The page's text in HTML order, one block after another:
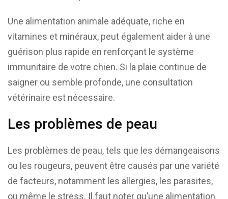
Une alimentation animale adéquate, riche en
vitamines et minéraux, peut également aider à une
guérison plus rapide en renforçant le système
immunitaire de votre chien. Si la plaie continue de
saigner ou semble profonde, une consultation
vétérinaire est nécessaire.
Les problèmes de peau
Les problèmes de peau, tels que les démangeaisons
ou les rougeurs, peuvent être causés par une variété
de facteurs, notamment les allergies, les parasites,
ou même le stress. Il faut noter qu’une alimentation